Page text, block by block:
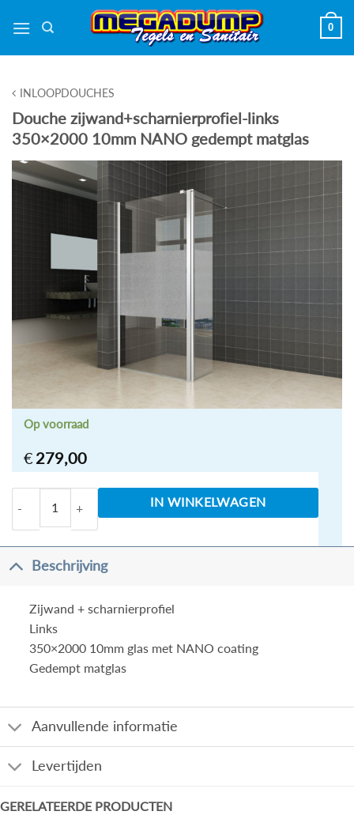
naar
0
INLOOPDOUCHES
Douche zijwand+scharnierprofiel-links
350×2000 10mm NANO gedempt matglas
€ 279,00
Op voorraad
Douche zijwand+scharnierprofiel-links 350x2000
IN WINKELWAGEN
Beschrijving
Zijwand + scharnierprofiel
Links
350×2000 10mm glas met NANO coating
Gedempt matglas
Aanvullende informatie
Levertijden
GERELATEERDE PRODUCTEN